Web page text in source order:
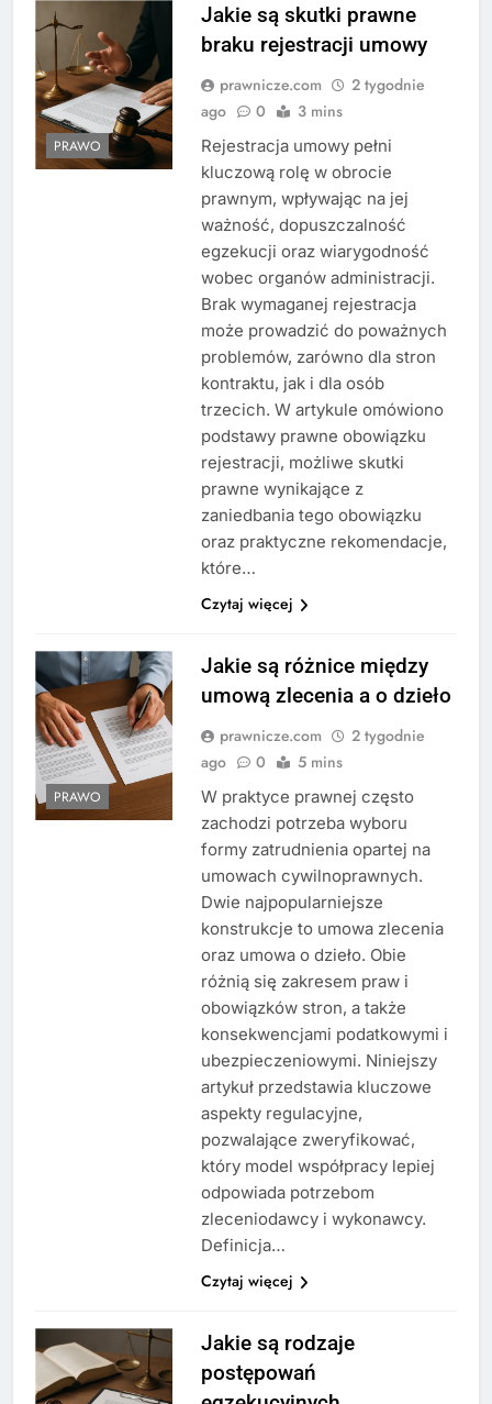
PRAWO
Jakie są skutki prawne
braku rejestracji umowy
prawnicze.com
2 tygodnie
ago
0 3 mins
Rejestracja umowy pełni
kluczową rolę w obrocie
prawnym, wpływając na jej
ważność, dopuszczalność
egzekucji oraz wiarygodność
wobec organów administracji.
Brak wymaganej rejestracja
może prowadzić do poważnych
problemów, zarówno dla stron
kontraktu, jak i dla osób
trzecich. W artykule omówiono
podstawy prawne obowiązku
rejestracji, możliwe skutki
prawne wynikające z
zaniedbania tego obowiązku
oraz praktyczne rekomendacje,
które…
Czytaj więcej
PRAWO
Jakie są różnice między
umową zlecenia a o dzieło
prawnicze.com
2 tygodnie
ago
0 5 mins
W praktyce prawnej często
zachodzi potrzeba wyboru
formy zatrudnienia opartej na
umowach cywilnoprawnych.
Dwie najpopularniejsze
konstrukcje to umowa zlecenia
oraz umowa o dzieło. Obie
różnią się zakresem praw i
obowiązków stron, a także
konsekwencjami podatkowymi i
ubezpieczeniowymi. Niniejszy
artykuł przedstawia kluczowe
aspekty regulacyjne,
pozwalające zweryfikować,
który model współpracy lepiej
odpowiada potrzebom
zleceniodawcy i wykonawcy.
Definicja…
Czytaj więcej
Jakie są rodzaje
postępowań